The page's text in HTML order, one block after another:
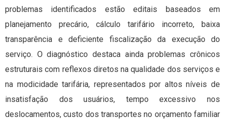
problemas identificados estão editais baseados em
planejamento precário, cálculo tarifário incorreto, baixa
transparência e deficiente fiscalização da execução do
serviço. O diagnóstico destaca ainda problemas crônicos
estruturais com reflexos diretos na qualidade dos serviços e
na modicidade tarifária, representados por altos níveis de
insatisfação dos usuários, tempo excessivo nos
deslocamentos, custo dos transportes no orçamento familiar